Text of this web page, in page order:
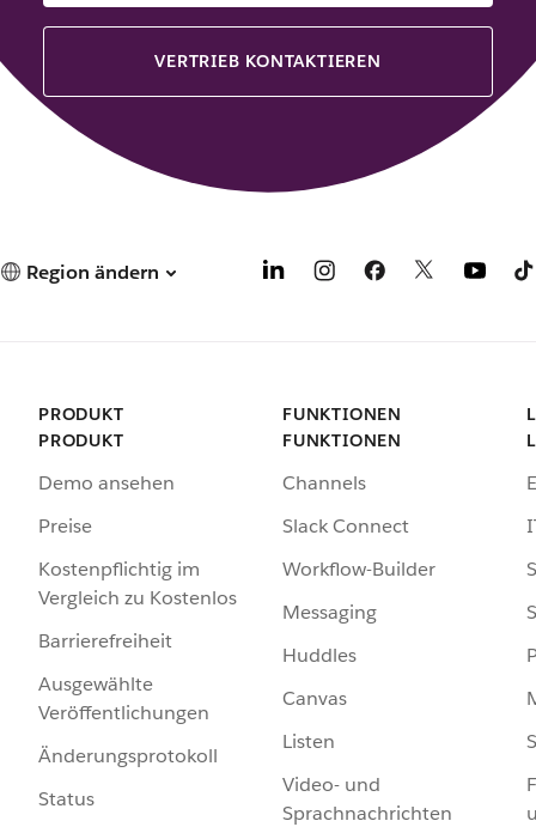
VERTRIEB KONTAKTIEREN
Region ändern
PRODUKT
PRODUKT
Demo ansehen
Preise
Kostenpflichtig im
Vergleich zu Kostenlos
Barrierefreiheit
Ausgewählte
Veröffentlichungen
Änderungsprotokoll
Status
FUNKTIONEN
FUNKTIONEN
Channels
Slack Connect
Workflow-Builder
Messaging
Huddles
Canvas
Listen
Video- und
Sprachnachrichten